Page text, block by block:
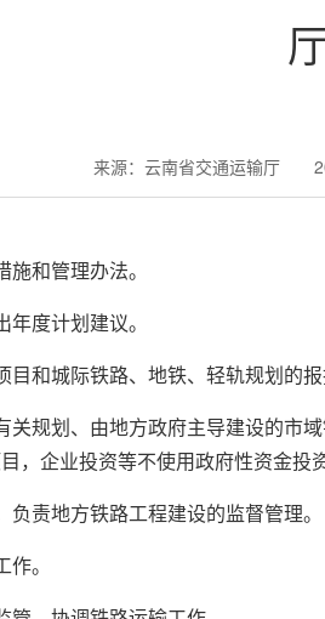
来源：云南省交通运输厅
和管理办法。
度计划建议。
和城际铁路、地铁、轻轨规划的报
规划、由地方政府主导建设的市
，企业投资等不使用政府性资金投
责地方铁路工程建设的监督管理。
。